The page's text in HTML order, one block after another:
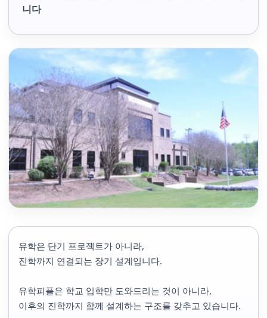
니다
유학은 단기 프로젝트가 아니라,
진학까지 연결되는 장기 설계입니다.
유학피플은 학교 입학만 도와드리는 것이 아니라,
이후의 진학까지 함께 설계하는 구조를 갖추고 있습니다.